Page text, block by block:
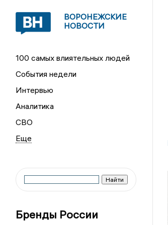
ВОРОНЕЖСКИЕ
НОВОСТИ
100 самых влиятельных людей
События недели
Интервью
Аналитика
СВО
Бренды России